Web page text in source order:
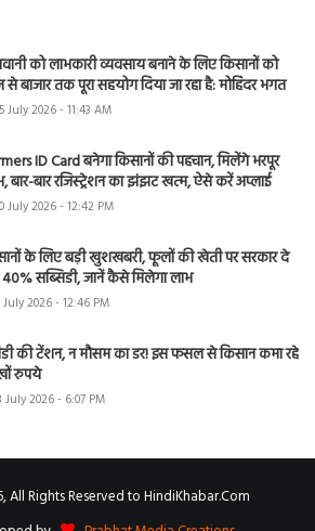
को लाभकारी व्यवसाय बनाने के लिए किसानों को
से बाजार तक पूरा सहयोग दिया जा रहा है: मोहिंदर भगत
July 2026 - 11:43 AM
ID Card बनेगा किसानों की पहचान, मिलेंगे भरपूर
बार-बार रजिस्ट्रेशन का झंझट खत्म, ऐसे करें अप्लाई
July 2026 - 12:42 PM
के लिए बड़ी खुशखबरी, फूलों की खेती पर सरकार दे
40% सब्सिडी, जानें कैसे मिलेगा लाभ
July 2026 - 12:46 PM
की टेंशन, न मौसम का डर! इस फसल से किसान कमा रहे
रुपये
July 2026 - 6:07 PM
Rights Reserved to HindiKhabar.Com